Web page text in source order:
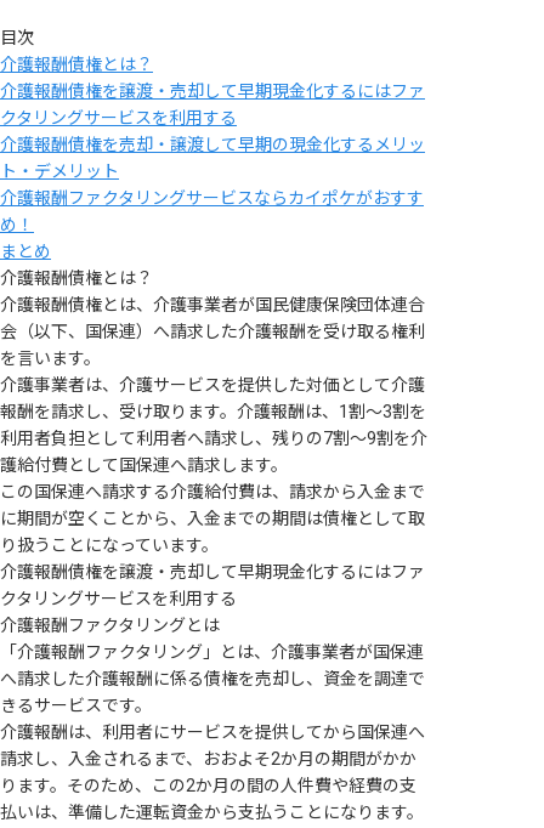
目次
介護報酬債権とは？
介護報酬債権を譲渡・売却して早期現金化するにはファ
クタリングサービスを利用する
介護報酬債権を売却・譲渡して早期の現金化するメリッ
ト・デメリット
介護報酬ファクタリングサービスならカイポケがおすす
め！
まとめ
介護報酬債権とは？
介護報酬債権とは、介護事業者が国民健康保険団体連合
会（以下、国保連）へ請求した介護報酬を受け取る権利
を言います。
介護事業者は、介護サービスを提供した対価として介護
報酬を請求し、受け取ります。介護報酬は、1割～3割を
利用者負担として利用者へ請求し、残りの7割～9割を介
護給付費として国保連へ請求します。
この国保連へ請求する介護給付費は、請求から入金まで
に期間が空くことから、入金までの期間は債権として取
り扱うことになっています。
介護報酬債権を譲渡・売却して早期現金化するにはファ
クタリングサービスを利用する
介護報酬ファクタリングとは
「介護報酬ファクタリング」とは、介護事業者が国保連
へ請求した介護報酬に係る債権を売却し、資金を調達で
きるサービスです。
介護報酬は、利用者にサービスを提供してから国保連へ
請求し、入金されるまで、おおよそ2か月の期間がかか
ります。そのため、この2か月の間の人件費や経費の支
払いは、準備した運転資金から支払うことになります。